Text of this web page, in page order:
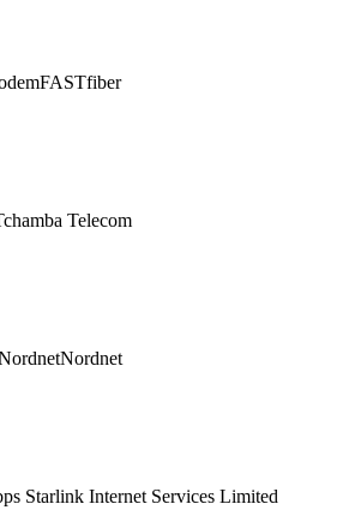
FASTfiber
Telecom
Nordnet
Starlink Internet Services Limited